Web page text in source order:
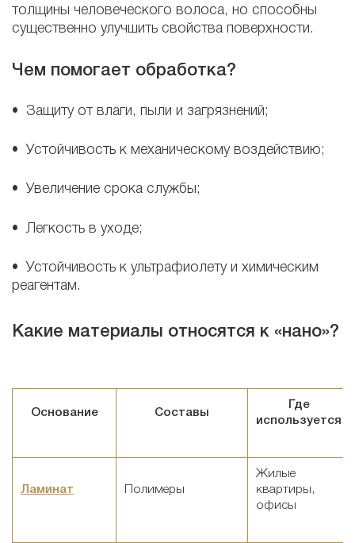
толщины человеческого волоса, но способны
существенно улучшить свойства поверхности.
Чем помогает обработка?
• Защиту от влаги, пыли и загрязнений;
• Устойчивость к механическому воздействию;
• Увеличение срока службы;
• Легкость в уходе;
• Устойчивость к ультрафиолету и химическим
реагентам.
Какие материалы относятся к «нано»?
Основание Составы
Где
используется
Ламинат Полимеры
Жилые
квартиры,
офисы